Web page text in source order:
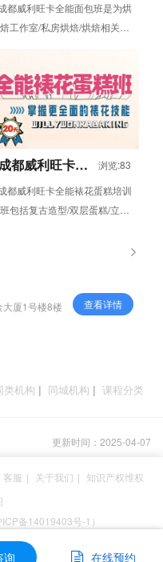
都威利旺卡全能面包班是为烘
焙工作室/私房烘焙/烘焙相关创
一人一机...
成都威利旺卡全
浏览:83
都威利旺卡全能裱花蛋糕培训
班包括复古造型/双层蛋糕/立体
厦1号楼8楼
查看详情
类机构 | 同城机构 | 课程分类
更新时间：2025-04-07
客服 | 关于我们 | 知识产权维权
备14019403号-1）
询 在线预约
询 在线预约